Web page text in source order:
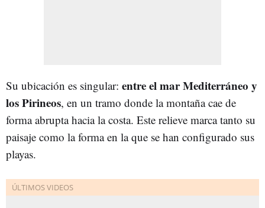
Su ubicación es singular: entre el mar Mediterráneo y
los Pirineos, en un tramo donde la montaña cae de
forma abrupta hacia la costa. Este relieve marca tanto su
paisaje como la forma en la que se han configurado sus
playas.